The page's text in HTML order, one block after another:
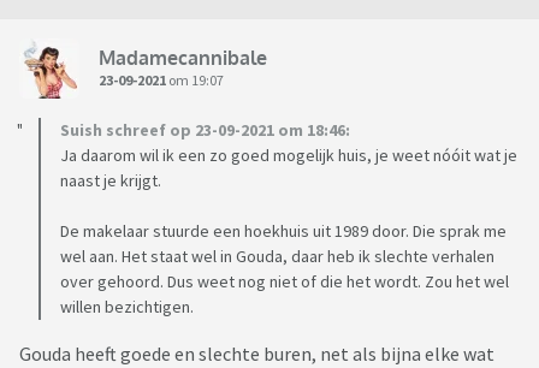
Madamecannibale
23-09-2021 om 19:07
Suish schreef op 23-09-2021 om 18:46:
Ja daarom wil ik een zo goed mogelijk huis, je weet nóóit wat je
naast je krijgt.
De makelaar stuurde een hoekhuis uit 1989 door. Die sprak me
wel aan. Het staat wel in Gouda, daar heb ik slechte verhalen
over gehoord. Dus weet nog niet of die het wordt. Zou het wel
willen bezichtigen.
Gouda heeft goede en slechte buren, net als bijna elke wat